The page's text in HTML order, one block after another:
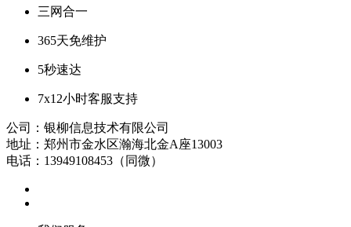
三网合一
365天免维护
5秒速达
7x12小时客服支持
公司：银柳信息技术有限公司
地址：郑州市金水区瀚海北金A座13003
电话：13949108453（同微）